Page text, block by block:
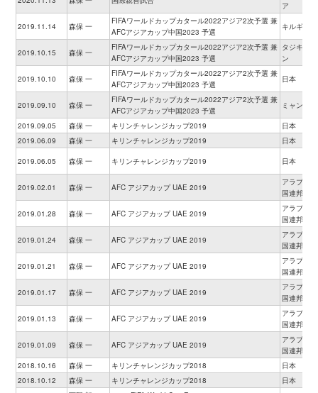
ア
2019.11.14 森保 一
FIFAワールドカップカタール2022アジア2次予選 兼
AFCアジアカップ中国2023 予選
キルギス
2019.10.15 森保 一
FIFAワールドカップカタール2022アジア2次予選 兼
AFCアジアカップ中国2023 予選
タジキスタ
ン
2019.10.10 森保 一
FIFAワールドカップカタール2022アジア2次予選 兼
AFCアジアカップ中国2023 予選
日本
2019.09.10 森保 一
FIFAワールドカップカタール2022アジア2次予選 兼
AFCアジアカップ中国2023 予選
ミャンマー
2019.09.05 森保 一 キリンチャレンジカップ2019
日本
2019.06.09
森保 一 キリンチャレンジカップ2019 日本
2019.06.05 森保 一 キリンチャレンジカップ2019 日本
2019.02.01 森保 一 AFC アジアカップ UAE 2019
アラブ首長
国連邦
2019.01.28 森保 一 AFC アジアカップ UAE 2019
アラブ首長
国連邦
2019.01.24 森保 一 AFC アジアカップ UAE 2019
アラブ首長
国連邦
2019.01.21 森保 一 AFC アジアカップ UAE 2019
アラブ首長
国連邦
2019.01.17 森保 一 AFC アジアカップ UAE 2019
アラブ首長
国連邦
2019.01.13 森保 一 AFC アジアカップ UAE 2019
アラブ首長
国連邦
2019.01.09 森保 一 AFC アジアカップ UAE 2019
アラブ首長
国連邦
2018.10.16
森保 一 キリンチャレンジカップ2018
日本
2018.10.12
森保 一 キリンチャレンジカップ2018
日本